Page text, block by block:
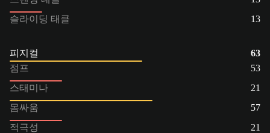
슬라이딩 태클
13
피지컬
63
점프
53
스태미나
21
몸싸움
57
적극성
21